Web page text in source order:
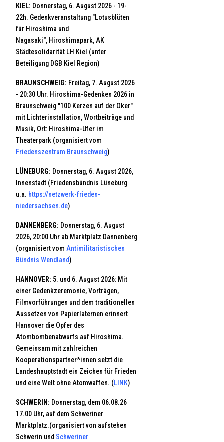
KIEL: Donnerstag, 6. August 2026 - 19-
22h. Gedenkveranstaltung "Lotusblüten
für Hiroshima und
Nagasaki“, Hiroshimapark, AK
Städtesolidarität LH Kiel (unter
Beteiligung DGB Kiel Region)
BRAUNSCHWEIG: Freitag, 7. August 2026
- 20:30 Uhr. Hiroshima-Gedenken 2026 in
Braunschweig "100 Kerzen auf der Oker"
mit Lichterinstallation, Wortbeiträge und
Musik, Ort: Hiroshima-Ufer im
Theaterpark (organisiert vom
Friedenszentrum Braunschweig)
LÜNEBURG: Donnerstag, 6. August 2026,
Innenstadt (Friedensbündnis Lüneburg
u.a. https://netzwerk-frieden-
niedersachsen.de)
DANNENBERG: Donnerstag, 6. August
2026, 20:00 Uhr ab Marktplatz Dannenberg
(organisiert vom Antimilitaristischen
Bündnis Wendland)
HANNOVER: 5. und 6. August 2026: Mit
einer Gedenkzeremonie, Vorträgen,
Filmvorführungen und dem traditionellen
Aussetzen von Papierlaternen erinnert
Hannover die Opfer des
Atombombenabwurfs auf Hiroshima.
Gemeinsam mit zahlreichen
Kooperationspartner*innen setzt die
Landeshauptstadt ein Zeichen für Frieden
und eine Welt ohne Atomwaffen. (LINK)
SCHWERIN: Donnerstag, dem 06.08.26
17.00 Uhr, auf dem Schweriner
Marktplatz.(organisiert von aufstehen
Schwerin und Schweriner